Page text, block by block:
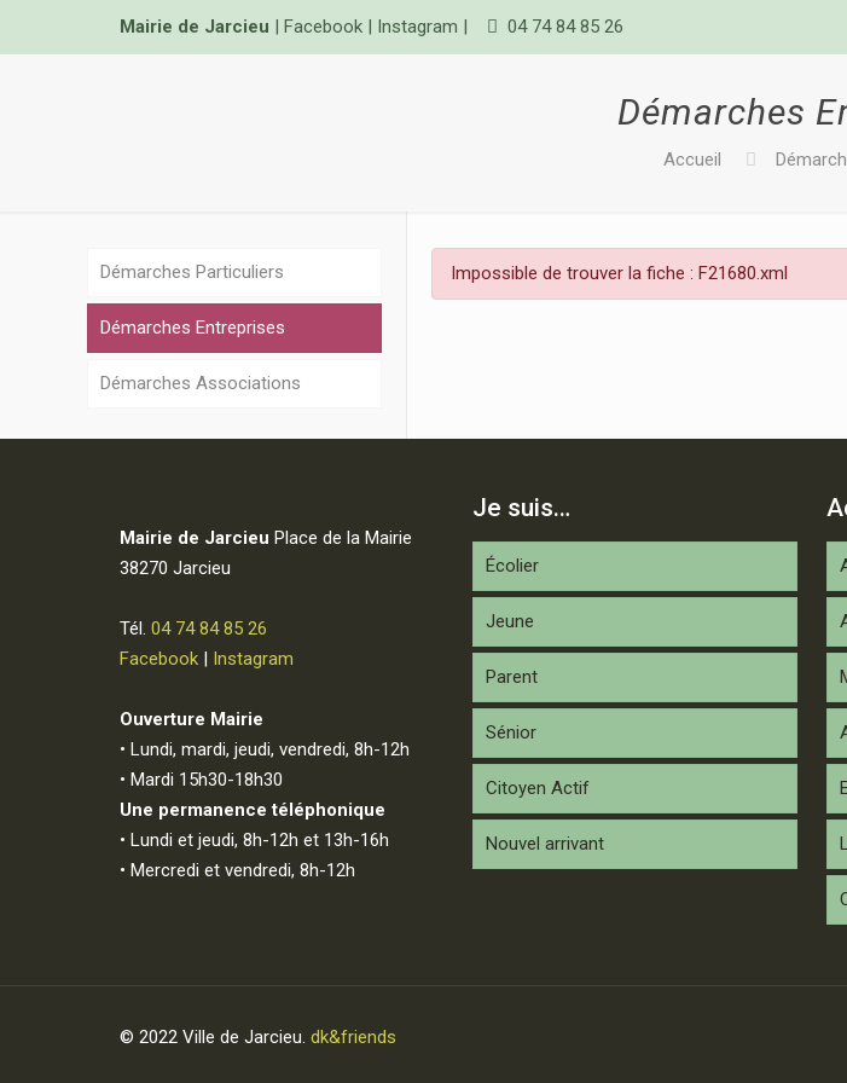
Mairie de Jarcieu | Facebook| Instagram | 04 74 84 85 26
Démarches
Accueil
Impossible de trouver la fiche : F21680.xml
Démarches Particuliers
Démarches Entreprises
Démarches Associations
Mairie de Jarcieu Place de la Mairie
38270 Jarcieu
Tél. 04 74 84 85 26
Facebook| Instagram
Ouverture Mairie
• Lundi, mardi, jeudi, vendredi, 8h-12h
• Mardi 15h30-18h30
Une permanence téléphonique
• Lundi et jeudi, 8h-12h et 13h-16h
• Mercredi et vendredi, 8h-12h
Je suis…
Écolier
Jeune
Parent
Sénior
Citoyen Actif
Nouvel arrivant
© 2022 Ville de Jarcieu. dk&friends